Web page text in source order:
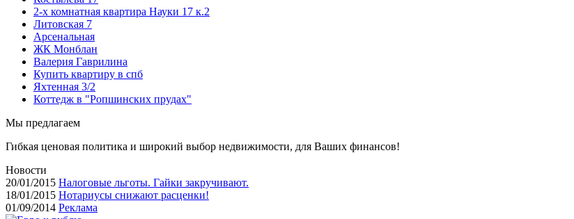
2-х комнатная квартира Науки 17 к.2
Литовская 7
Арсенальная
ЖК Монблан
Валерия Гаврилина
Купить квартиру в спб
Яхтенная 3/2
Коттедж в "Ропшинских прудах"
Мы предлагаем
Гибкая ценовая политика и широкий выбор недвижимости, для Ваших финансов!
Новости
20/01/2015 Налоговые льготы. Гайки закручивают.
18/01/2015 Нотариусы снижают расценки!
01/09/2014 Реклама